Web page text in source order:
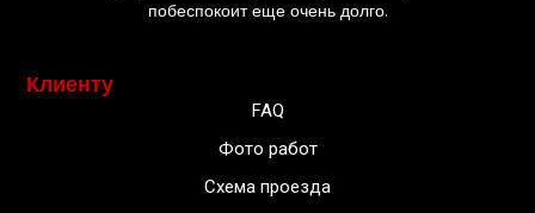
побеспокоит еще очень долго.
Клиенту
FAQ
Фото работ
Схема проезда